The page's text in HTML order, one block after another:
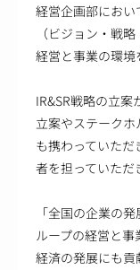
経営企画部にお
（ビジョン・戦
経営と事業の環境
IR&SR戦略の立
立案やステーク
も携わっていた
者を担っていただ
「全国の企業の
ループの経営と
経済の発展にも